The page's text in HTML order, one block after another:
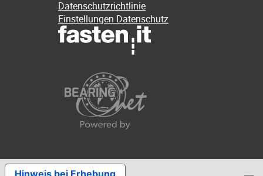
Datenschutzrichtlinie
Einstellungen Datenschutz
Hinweis bei Erhebung